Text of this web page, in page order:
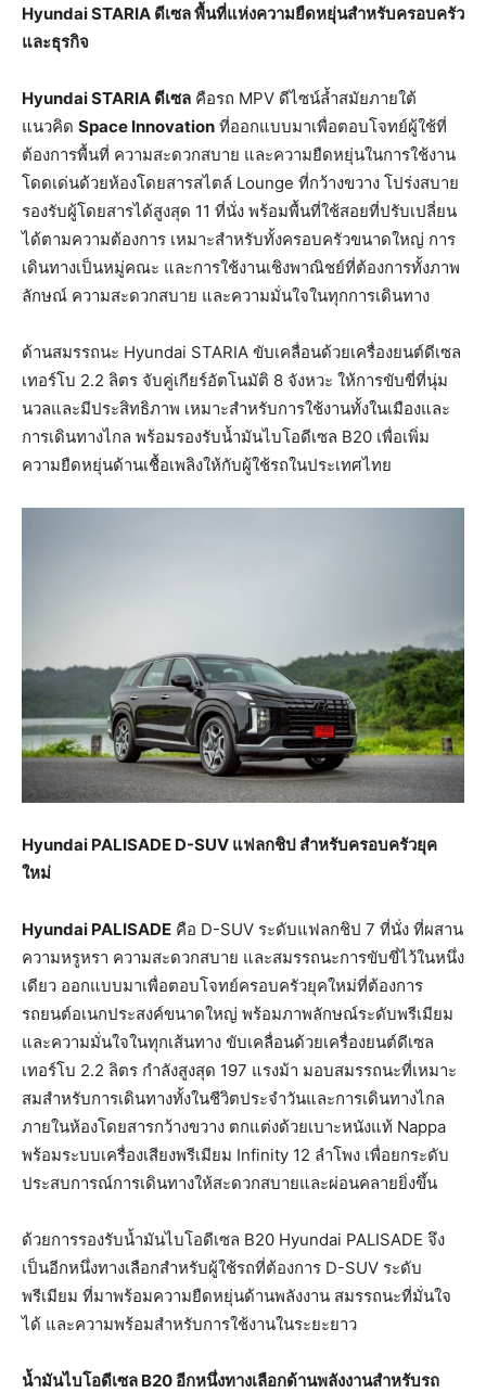
Hyundai STARIA ดีเซล พื้นที่แห่งความยืดหยุ่นสำหรับครอบครัว
และธุรกิจ
Hyundai STARIA ดีเซล คือรถ MPV ดีไซน์ล้ำสมัยภายใต้
แนวคิด Space Innovation ที่ออกแบบมาเพื่อตอบโจทย์ผู้ใช้ที่
ต้องการพื้นที่ ความสะดวกสบาย และความยืดหยุ่นในการใช้งาน
โดดเด่นด้วยห้องโดยสารสไตล์ Lounge ที่กว้างขวาง โปร่งสบาย
รองรับผู้โดยสารได้สูงสุด 11 ที่นั่ง พร้อมพื้นที่ใช้สอยที่ปรับเปลี่ยน
ได้ตามความต้องการ เหมาะสำหรับทั้งครอบครัวขนาดใหญ่ การ
เดินทางเป็นหมู่คณะ และการใช้งานเชิงพาณิชย์ที่ต้องการทั้งภาพ
ลักษณ์ ความสะดวกสบาย และความมั่นใจในทุกการเดินทาง
ด้านสมรรถนะ Hyundai STARIA ขับเคลื่อนด้วยเครื่องยนต์ดีเซล
เทอร์โบ 2.2 ลิตร จับคู่เกียร์อัตโนมัติ 8 จังหวะ ให้การขับขี่ที่นุ่ม
นวลและมีประสิทธิภาพ เหมาะสำหรับการใช้งานทั้งในเมืองและ
การเดินทางไกล พร้อมรองรับน้ำมันไบโอดีเซล B20 เพื่อเพิ่ม
ความยืดหยุ่นด้านเชื้อเพลิงให้กับผู้ใช้รถในประเทศไทย
Hyundai PALISADE D-SUV แฟลกชิป สำหรับครอบครัวยุค
ใหม่
Hyundai PALISADE คือ D-SUV ระดับแฟลกชิป 7 ที่นั่ง ที่ผสาน
ความหรูหรา ความสะดวกสบาย และสมรรถนะการขับขี่ไว้ในหนึ่ง
เดียว ออกแบบมาเพื่อตอบโจทย์ครอบครัวยุคใหม่ที่ต้องการ
รถยนต์อเนกประสงค์ขนาดใหญ่ พร้อมภาพลักษณ์ระดับพรีเมียม
และความมั่นใจในทุกเส้นทาง ขับเคลื่อนด้วยเครื่องยนต์ดีเซล
เทอร์โบ 2.2 ลิตร กำลังสูงสุด 197 แรงม้า มอบสมรรถนะที่เหมาะ
สมสำหรับการเดินทางทั้งในชีวิตประจำวันและการเดินทางไกล
ภายในห้องโดยสารกว้างขวาง ตกแต่งด้วยเบาะหนังแท้ Nappa
พร้อมระบบเครื่องเสียงพรีเมียม Infinity 12 ลำโพง เพื่อยกระดับ
ประสบการณ์การเดินทางให้สะดวกสบายและผ่อนคลายยิ่งขึ้น
ด้วยการรองรับน้ำมันไบโอดีเซล B20 Hyundai PALISADE จึง
เป็นอีกหนึ่งทางเลือกสำหรับผู้ใช้รถที่ต้องการ D-SUV ระดับ
พรีเมียม ที่มาพร้อมความยืดหยุ่นด้านพลังงาน สมรรถนะที่มั่นใจ
ได้ และความพร้อมสำหรับการใช้งานในระยะยาว
น้ำมันไบโอดีเซล B20 อีกหนึ่งทางเลือกด้านพลังงานสำหรับรถ